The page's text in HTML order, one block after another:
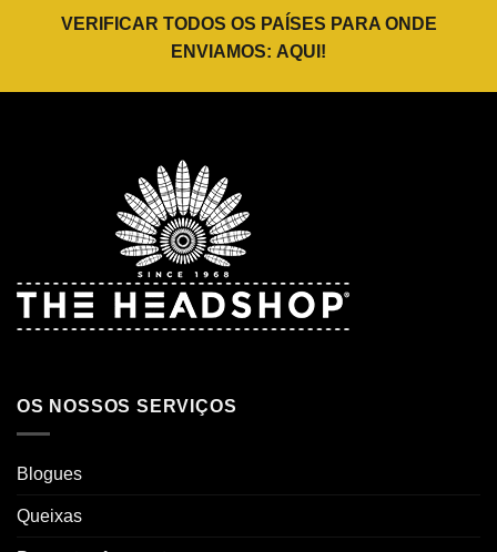
VERIFICAR TODOS OS PAÍSES PARA ONDE
ENVIAMOS: AQUI !
OS NOSSOS SERVIÇOS
Blogues
Queixas